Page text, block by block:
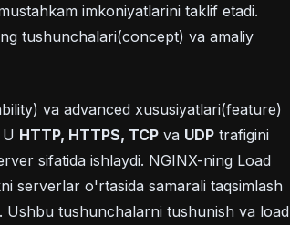
imkoniyatlarini taklif etadi.
tushunchalari(concept) va amaliy
va advanced xususiyatlari(feature)
HTTP, HTTPS, TCP va UDP trafigini
sifatida ishlaydi. NGINX-ning Load
serverlar o'rtasida samarali taqsimlash
tushunchalarni tushunish va load